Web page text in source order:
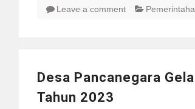
Leave a comment
Desa Pancanegara
Tahun 2023